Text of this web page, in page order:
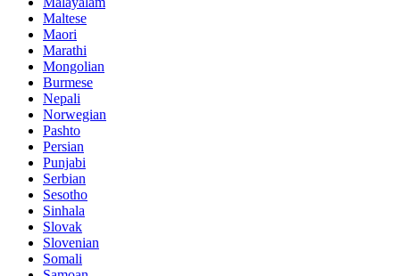
Maltese
Maori
Marathi
Mongolian
Burmese
Nepali
Norwegian
Pashto
Persian
Punjabi
Serbian
Sesotho
Sinhala
Slovak
Slovenian
Somali